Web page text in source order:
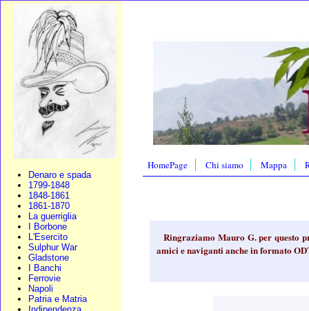
Denaro e spada
1799-1848
1848-1861
1861-1870
La guerriglia
I Borbone
L'Esercito
Sulphur War
Gladstone
I Banchi
Ferrovie
Napoli
Patria e Matria
HomePage Chi siamo Mappa
Ringraziamo Mauro G. per questo
amici e naviganti anche in formato